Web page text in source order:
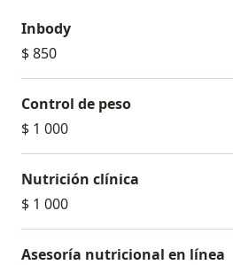
Inbody
$ 850
Control de peso
$ 1 000
Nutrición clínica
$ 1 000
Asesoría nutricional en línea